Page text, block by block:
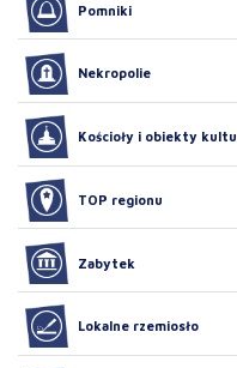
Pomniki
Nekropolie
Kościoły i obiekty kultu
TOP regionu
Zabytek
Lokalne rzemiosło